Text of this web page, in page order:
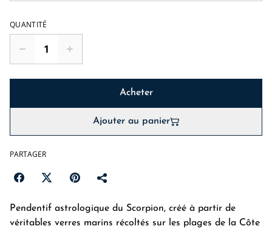
QUANTITÉ
Acheter
Ajouter au panier
PARTAGER
Pendentif astrologique du Scorpion, créé à partir de
véritables verres marins récoltés sur les plages de la Côte